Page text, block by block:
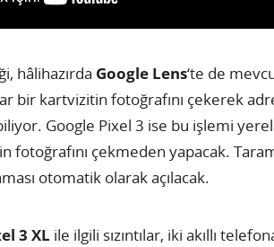
hâlihazırda Google Lens‘te de
bir kartvizitin fotoğrafını çekerek
Google Pixel 3 ise bu işlemi
çekmeden yapacak.
otomatik olarak açılacak.
3 XL ile ilgili sızıntılar, iki akıllı